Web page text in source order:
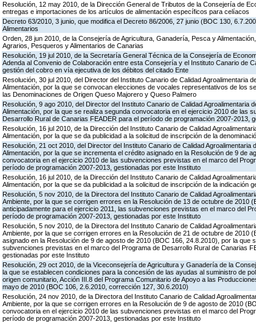
Resolución, 12 may 2010, de la Dirección General de Tributos de la Consejería de
entregas e importaciones de los artículos de alimentación específicos para celíacos
Decreto 63/2010, 3 junio, que modifica el Decreto 86/2006, 27 junio (BOC 130,
Alimentarios
Orden, 28 jun 2010, de la Consejería de Agricultura, Ganadería, Pesca y
Agrarios, Pesqueros y Alimentarios de Canarias
Resolución, 19 jul 2010, de la Secretaría General Técnica de la Consejería de
Adenda al Convenio de Colaboración entre esta Consejería y el Instituto Canario de
gestión del cobro en vía ejecutiva de los débitos del citado Ente
Resolución, 30 jul 2010, del Director del Instituto Canario de Calidad Agroalimentaria
Alimentación, por la que se convocan elecciones de vocales representativos de los
las Denominaciones de Origen Queso Majorero y Queso Palmero
Resolución, 9 ago 2010, del Director del Instituto Canario de Calidad Agroalimentaria
Alimentación, por la que se realiza segunda convocatoria en el ejercicio 2010 de las
Desarrollo Rural de Canarias FEADER para el período de programación 2007-2013,
Resolución, 16 jul 2010, de la Dirección del Instituto Canario de Calidad
Alimentación, por la que se da publicidad a la solicitud de inscripción de la
Resolución, 21 oct 2010, del Director del Instituto Canario de Calidad
Alimentación, por la que se incrementa el crédito asignado en la Resolución de 9 de
convocatoria en el ejercicio 2010 de las subvenciones previstas en el marco del
período de programación 2007-2013, gestionadas por este Instituto
Resolución, 16 jul 2010, de la Dirección del Instituto Canario de Calidad
Alimentación, por la que se da publicidad a la solicitud de inscripción de la indicación
Resolución, 5 nov 2010, de la Directora del Instituto Canario de Calidad
Ambiente, por la que se corrigen errores en la Resolución de 13 de octubre de 2010
anticipadamente para el ejercicio 2011, las subvenciones previstas en el marco del
período de programación 2007-2013, gestionadas por este Instituto
Resolución, 5 nov 2010, de la Directora del Instituto Canario de Calidad
Ambiente, por la que se corrigen errores en la Resolución de 21 de octubre de 2010
asignado en la Resolución de 9 de agosto de 2010 (BOC 166, 24.8.2010), por la
subvenciones previstas en el marco del Programa de Desarrollo Rural de Canarias
gestionadas por este Instituto
Resolución, 29 oct 2010, de la Viceconsejería de Agricultura y Ganadería de la
la que se establecen condiciones para la concesión de las ayudas al suministro de
origen comunitario, Acción III.8 del Programa Comunitario de Apoyo a las
mayo de 2010 (BOC 106, 2.6.2010, corrección 127, 30.6.2010)
Resolución, 24 nov 2010, de la Directora del Instituto Canario de Calidad
Ambiente, por la que se corrigen errores en la Resolución de 9 de agosto de 2010
convocatoria en el ejercicio 2010 de las subvenciones previstas en el marco del
período de programación 2007-2013, gestionadas por este Instituto